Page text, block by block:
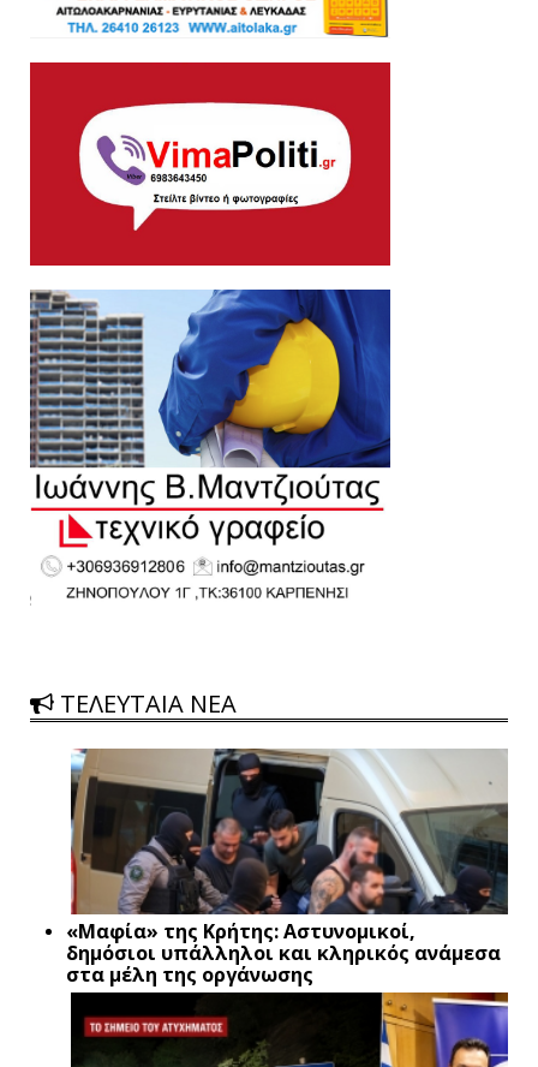
ΤΕΛΕΥΤΑΙΑ ΝΕΑ
«Μαφία» της Κρήτης: Αστυνομικοί,
δημόσιοι υπάλληλοι και κληρικός ανάμεσα
στα μέλη της οργάνωσης